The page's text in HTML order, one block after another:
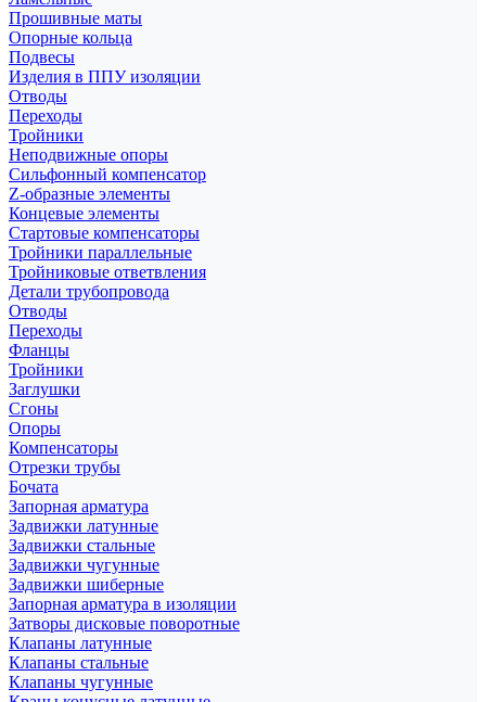
Прошивные маты
Опорные кольца
Подвесы
Изделия в ППУ изоляции
Отводы
Переходы
Тройники
Неподвижные опоры
Cильфонный компенсатор
Z-образные элементы
Концевые элементы
Стартовые компенсаторы
Тройники параллельные
Тройниковые ответвления
Детали трубопровода
Отводы
Переходы
Фланцы
Тройники
Заглушки
Сгоны
Опоры
Компенсаторы
Отрезки трубы
Бочата
Запорная арматура
Задвижки латунные
Задвижки стальные
Задвижки чугунные
Задвижки шиберные
Запорная арматура в изоляции
Затворы дисковые поворотные
Клапаны латунные
Клапаны стальные
Клапаны чугунные